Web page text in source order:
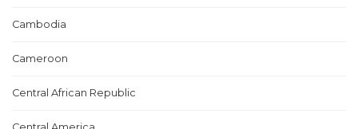
Cambodia
Cameroon
Central African Republic